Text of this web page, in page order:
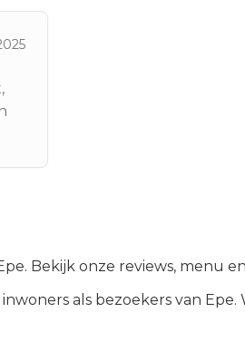
Bekijk onze reviews, menu
als bezoekers van Epe.